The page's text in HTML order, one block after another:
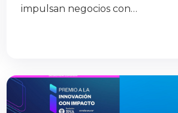
impulsan negocios con…